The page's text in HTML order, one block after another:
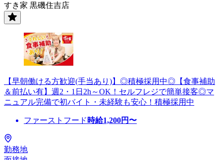
すき家 黒磯住吉店
【早朝働ける方歓迎(手当あり)】◎積極採用中◎【食事補助
＆前払い有】週2・1日2h～OK！セルフレジで簡単接客◎マ
ニュアル完備で初バイト・未経験も安心！積極採用中
ファーストフード 時給1,200円〜
勤務地